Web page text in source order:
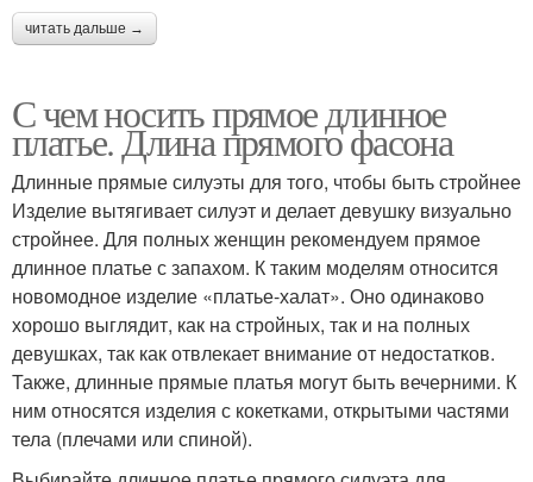
читать дальше →
С чем носить прямое длинное
платье. Длина прямого фасона
Длинные прямые силуэты для того, чтобы быть стройнее
Изделие вытягивает силуэт и делает девушку визуально
стройнее. Для полных женщин рекомендуем прямое
длинное платье с запахом. К таким моделям относится
новомодное изделие «платье-халат». Оно одинаково
хорошо выглядит, как на стройных, так и на полных
девушках, так как отвлекает внимание от недостатков.
Также, длинные прямые платья могут быть вечерними. К
ним относятся изделия с кокетками, открытыми частями
тела (плечами или спиной).